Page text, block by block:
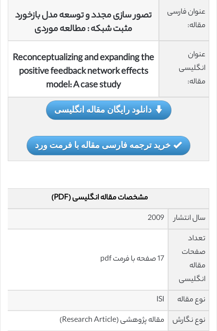
عنوان فارسی
مقاله:
تصور سازی مجدد و توسعه مدل بازخورد
مثبت شبکه : مطالعه موردی
عنوان
انگلیسی
مقاله:
Reconceptualizing and expanding the
positive feedback network effects
model: A case study
دانلود رایگان مقاله انگلیسی
خرید ترجمه فارسی مقاله با فرمت ورد
مشخصات مقاله انگلیسی (PDF)
سال انتشار
2009
تعداد
صفحات
مقاله
انگلیسی
17 صفحه با فرمت pdf
نوع مقاله
ISI
نوع نگارش
مقاله پژوهشی (Research Article)